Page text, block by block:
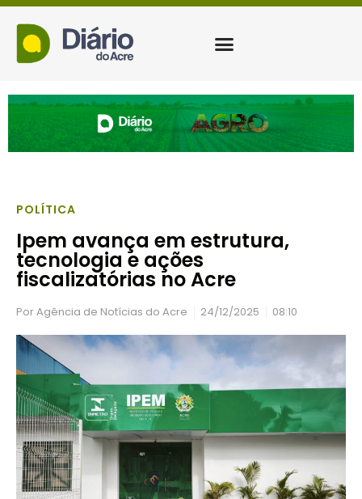
POLÍTICA
Ipem avança em estrutura,
tecnologia e ações
fiscalizatórias no Acre
PorAgência de Notícias do Acre 24/12/2025 08:10